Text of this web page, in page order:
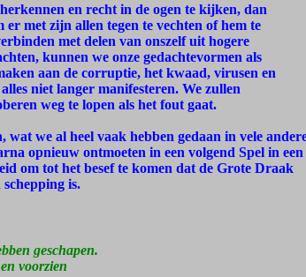
en recht in de ogen te kijken, dan
met zijn allen tegen te vechten of hem te
met delen van onszelf uit hogere
kunnen we onze gedachtevormen als
aan de corruptie, het kwaad, virusen en
niet langer manifesteren. We zullen
weg te lopen als het fout gaat.
wat we al heel vaak hebben gedaan in vele
opnieuw ontmoeten in een volgend Spel in een
om tot het besef te komen dat de Grote Draak
schepping is.
geschapen.
voorzien